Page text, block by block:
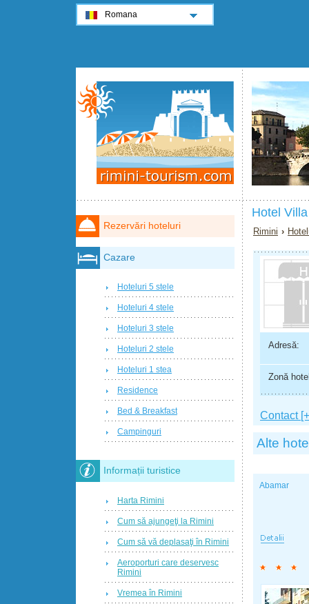
Hotel
Rimini ›
Adresă:
Zonă
Contact
Alte
Abamar
Rezervări hoteluri
Cazare
Hoteluri 5 stele
Hoteluri 4 stele
Hoteluri 3 stele
Hoteluri 2 stele
Hoteluri 1 stea
Residence
Bed & Breakfast
Campinguri
Informații turistice
Harta Rimini
Cum să ajungeţi la Rimini
Cum să vă deplasaţi în Rimini
Aeroporturi care deservesc
Rimini
Vremea în Rimini
Romana